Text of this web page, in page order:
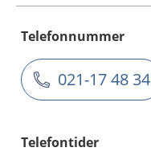
Telefonnummer
021-17 48 34
Telefontider